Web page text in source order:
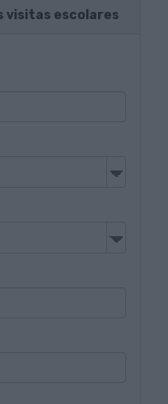
visitas escolares